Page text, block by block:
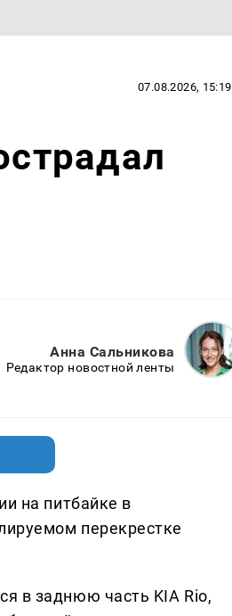
07.08.2026, 15:19
Анна Сальникова
Редактор новостной ленты
на питбайке в
перекрестке
в заднюю часть KIA Rio,